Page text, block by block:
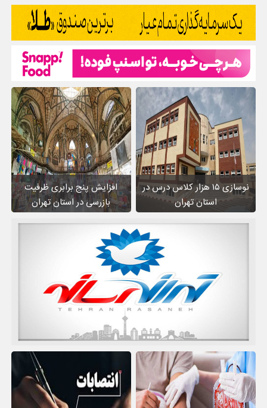
نوسازی ۱۵ هزار کلاس درس در
استان تهران
افزایش پنج برابری ظرفیت
بازرسی در استان تهران